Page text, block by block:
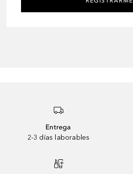
Entrega
2-3 días laborables